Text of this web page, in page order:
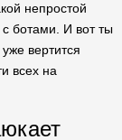
непростой
ботами. И вот ты
вертится
всех на